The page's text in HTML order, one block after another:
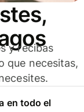
y recibas
que necesitas,
en todo el